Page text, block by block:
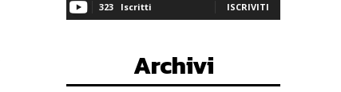
323 Iscritti ISCRIVITI
Archivi